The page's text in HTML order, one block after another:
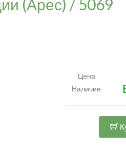
(Арес) / 5069
Цена
Наличие